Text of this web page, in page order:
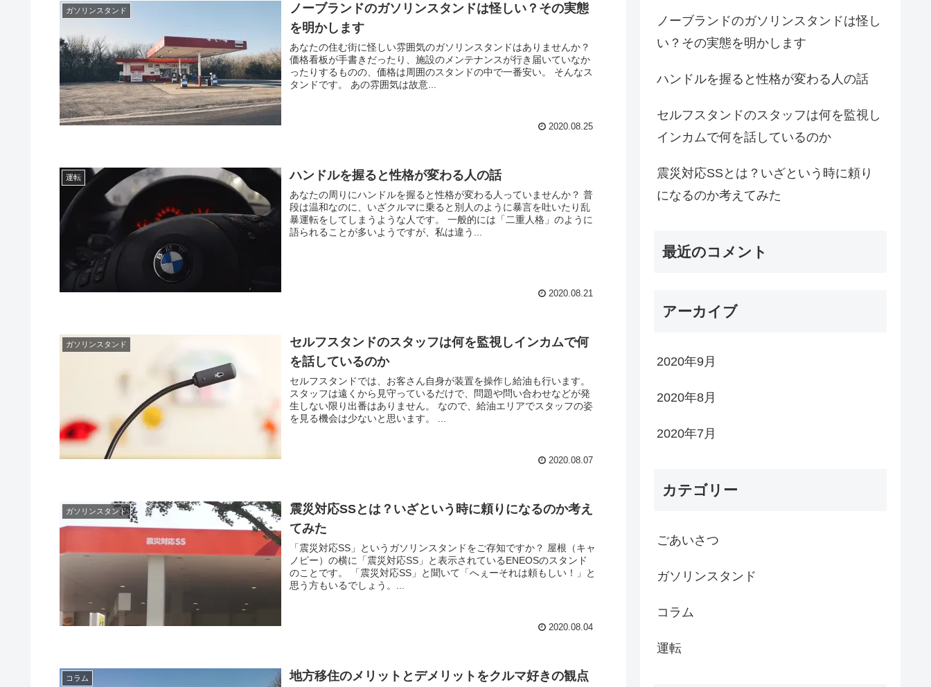
ガソリンスタンド
ノーブランドのガソリンスタンドは怪しい？その実態
を明かします
あなたの住む街に怪しい雰囲気のガソリンスタンドはありませんか？
価格看板が手書きだったり、施設のメンテナンスが行き届いていなか
ったりするものの、価格は周囲のスタンドの中で一番安い。 そんなス
タンドです。 あの雰囲気は故意...
2020.08.25
運転 ハンドルを握ると性格が変わる人の話
あなたの周りにハンドルを握ると性格が変わる人っていませんか？ 普
段は温和なのに、いざクルマに乗ると別人のように暴言を吐いたり乱
暴運転をしてしまうような人です。 一般的には「二重人格」のように
語られることが多いようですが、私は違う...
2020.08.21
ガソリンスタンド
セルフスタンドのスタッフは何を監視しインカムで何
を話しているのか
セルフスタンドでは、お客さん自身が装置を操作し給油も行います。
スタッフは遠くから見守っているだけで、問題や問い合わせなどが発
生しない限り出番はありません。 なので、給油エリアでスタッフの姿
を見る機会は少ないと思います。 ...
2020.08.07
ガソリンスタンド
震災対応SSとは？いざという時に頼りになるのか考え
てみた
「震災対応SS」というガソリンスタンドをご存知ですか？ 屋根（キャ
ノピー）の横に「震災対応SS」と表示されているENEOSのスタンド
のことです。 「震災対応SS」と聞いて「へぇーそれは頼もしい！」と
思う方もいるでしょう。...
2020.08.04
コラム
地方移住のメリットとデメリットをクルマ好きの観点
ノーブランドのガソリンスタンドは怪し
い？その実態を明かします
ハンドルを握ると性格が変わる人の話
セルフスタンドのスタッフは何を監視し
インカムで何を話しているのか
震災対応SSとは？いざという時に頼り
になるのか考えてみた
最近のコメント
アーカイブ
2020年9月
2020年8月
2020年7月
カテゴリー
ごあいさつ
ガソリンスタンド
コラム
運転